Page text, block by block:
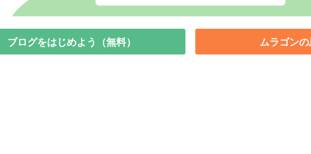
ブログをはじめよう（無料） ムラゴン